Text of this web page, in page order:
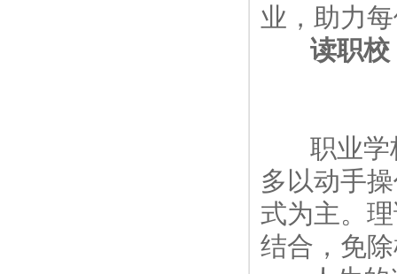
业，助力
读职校
职业学校
多以动手
式为主。
结合，免